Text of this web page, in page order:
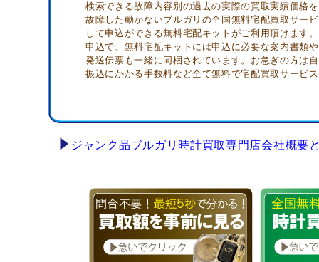
検索できる故障内容別の過去の実際の買取実績価格
故障した動かないブルガリの全国無料宅配買取サー
して申込ができる無料宅配キットがご利用頂けます
申込で、無料宅配キットには申込に必要な案内書類
発送伝票も一緒に同梱されています。お急ぎの方は
振込にかかる手数料など全て無料で宅配買取サービ
ジャンク品ブルガリ時計買取専門店会社概要